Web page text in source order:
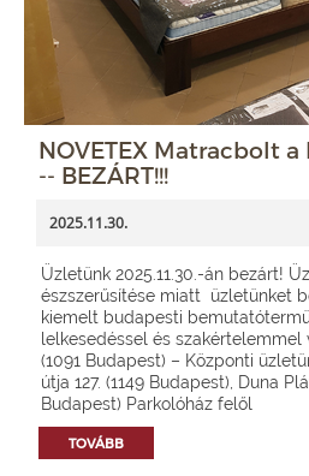
NOVETEX Matracbolt
-- BEZÁRT!!!
2025.11.30.
Üzletünk 2025.11.30.-án bezárt!
észszerűsítése miatt üzletünket
kiemelt budapesti
lelkesedéssel és szakértelemmel
(1091 Budapest) – Központi
útja 127. (1149 Budapest), Duna
Budapest) Parkolóház felől
TOVÁBB